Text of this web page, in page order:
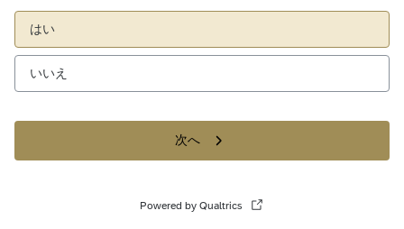
はい
いいえ
次へ
Powered by Qualtrics